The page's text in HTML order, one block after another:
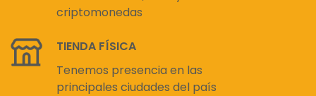
criptomonedas
TIENDA FÍSICA
Tenemos presencia en las
principales ciudades del país